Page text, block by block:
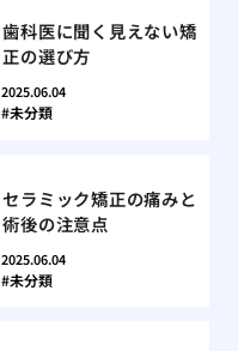
歯科医に聞く見えない矯
正の選び方
2025.06.04
未分類
セラミック矯正の痛みと
術後の注意点
2025.06.04
未分類